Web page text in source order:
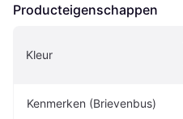
Producteigenschappen
Kleur
Kenmerken (Brievenbus)